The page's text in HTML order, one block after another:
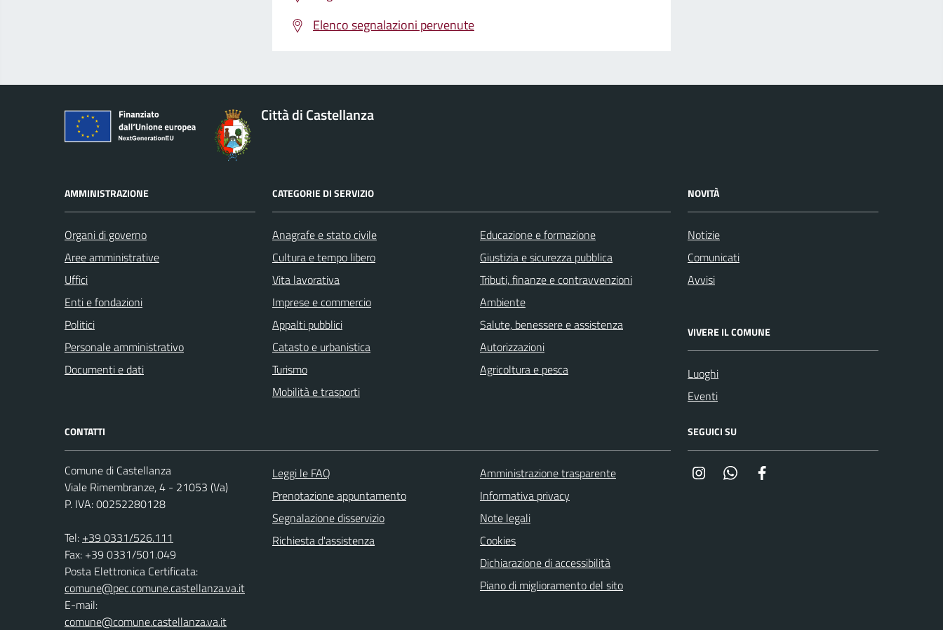
Elenco segnalazioni pervenute
Città di Castellanza
AMMINISTRAZIONE
Organi di governo
Aree amministrative
Uffici
Enti e fondazioni
Politici
Personale amministrativo
Documenti e dati
CATEGORIE DI SERVIZIO
Anagrafe e stato civile
Cultura e tempo libero
Vita lavorativa
Imprese e commercio
Appalti pubblici
Catasto e urbanistica
Turismo
Mobilità e trasporti
Educazione e formazione
Giustizia e sicurezza pubblica
Tributi, finanze e contravvenzioni
Ambiente
Salute, benessere e assistenza
Autorizzazioni
Agricoltura e pesca
NOVITÀ
Notizie
Comunicati
Avvisi
VIVERE IL COMUNE
Luoghi
Eventi
CONTATTI
Comune di Castellanza
Viale Rimembranze, 4 - 21053 (Va)
P. IVA: 00252280128
Tel: +39 0331/526.111
Fax: +39 0331/501.049
Posta Elettronica Certificata:
comune@pec.comune.castellanza.va.it
E-mail:
comune@comune.castellanza.va.it
Leggi le FAQ
Prenotazione appuntamento
Segnalazione disservizio
Richiesta d'assistenza
Amministrazione trasparente
Informativa privacy
Note legali
Cookies
Dichiarazione di accessibilità
Piano di miglioramento del sito
SEGUICI SU
InstagramWhatsapp